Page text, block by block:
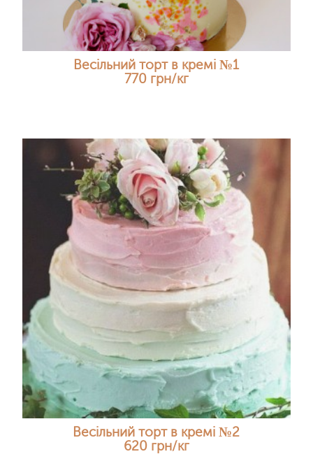
Весільний торт в кремі №1
770 грн/кг
Весільний торт в кремі №2
620 грн/кг